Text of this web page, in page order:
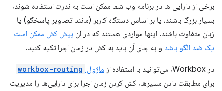
برخی از دارایی ها در برنامه وب شما ممکن است به ندرت استفاده شوند،
بسیار بزرگ باشند، یا بر اساس دستگاه کاربر (مانند تصاویر پاسخگو) یا
زبان متفاوت باشند. اینها مواردی هستند که در آن پیش کش ممکن است
یک ضد الگو باشد و به جای آن باید به کش در زمان اجرا تکیه کنید.
در Workbox، می‌توانید با استفاده از ماژول workbox-routing
برای مطابقت دادن مسیرها، کش کردن زمان اجرا برای دارایی‌ها را مدیریت